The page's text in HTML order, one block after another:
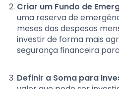
Criar um Fundo de
uma reserva de
meses das despesas
investir de forma mais
segurança financeira
Definir a Soma para